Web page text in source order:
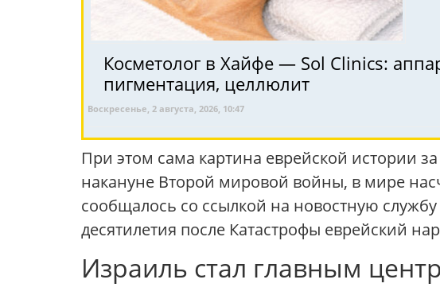
Косметолог в Хайфе — Sol Clinics:
пигментация, целлюлит
Воскресенье, 2 августа, 2026, 10:47
При этом сама картина еврейской истории
накануне Второй мировой войны, в мире
сообщалось со ссылкой на новостную
десятилетия после Катастрофы еврейский
Израиль стал главным